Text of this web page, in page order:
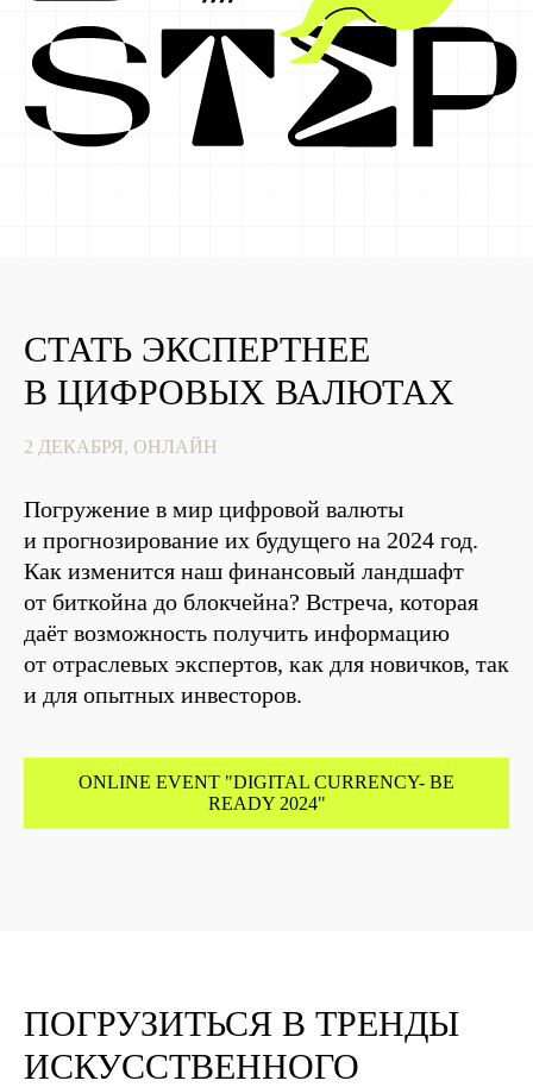
СТАТЬ ЭКСПЕРТНЕЕ
В ЦИФРОВЫХ ВАЛЮТАХ
2 ДЕКАБРЯ, ОНЛАЙН
Погружение в мир цифровой валюты
и прогнозирование их будущего на 2024 год.
Как изменится наш финансовый ландшафт
от биткойна до блокчейна? Встреча, которая
даёт возможность получить информацию
от отраслевых экспертов, как для новичков, так
и для опытных инвесторов.
ONLINE EVENT "DIGITAL CURRENCY- BE
READY 2024"
ПОГРУЗИТЬСЯ В ТРЕНДЫ
ИСКУССТВЕННОГО